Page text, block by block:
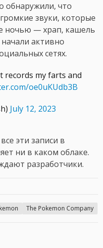
обнаружили, что
звуки, которые
ночью — храп, кашель
активно
сетях.
records my farts and
oe0uKUdb3B
July 12, 2023
эти записи в
ни в каком облаке.
разработчики.
The Pokemon Company